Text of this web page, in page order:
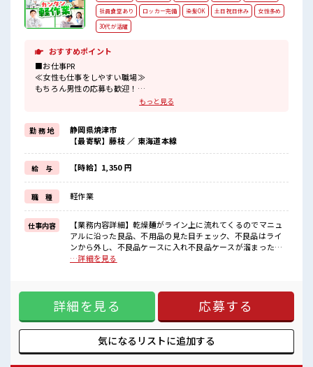
社員食堂あり
ロッカー完備 染髪OK 土日祝日休み
女性多め
30代が活躍
おすすめポイント
■お仕事PR
≪女性も仕事をしやすい職場≫
もちろん男性の応募も歓迎！
残業はほとんどナシ！
≪週休2日制≫
週末は家族や友人と一緒にプライベート満喫！
≪髪色自由で自分らしく働く≫
明るすぎたり奇抜でなければ基本的に自由！
(規定有)≪動きやすい制服アリ≫
制服があるので、
毎日の服装の悩み解消♪
≪自分に向いている仕事が探せる≫
困った事などがあれば、
担当がしっかりサポートします！
■職場の雰囲気
明るすぎたり奇抜過ぎなければヘアカラーOK！
休憩室で楽しくおしゃべり！
ストレス解消☆
もっと見る
勤 務 地
静岡県焼津市
【最寄駅】藤枝 ／ 東海道本線
給 与 【時給】1,350 円
職 種 軽作業
仕事内容
【業務内容詳細】乾燥麺がライン上に流れてくるのでマニュ
アルに沿った良品、不用品の見た目チェック、不良品はライ
ンから外し、不良品ケースに入れ不良品ケースが溜まったら
破棄すため所定の場所へ運搬。良品乾燥麺を商品にするた
おかしければ向きを直す。その他、各ラインで作業がしやす
よう資材やケースの段取り作業を行う。冷凍スパゲティも同
様に冷凍前の製品に対し具材をライン上で手作業で入れてい
く。【取扱製品情報】即席麺・冷凍スパゲティ ■お仕事PR ≪
女性も仕事をしやすい職場≫ もちろん男性の応募も歓迎！ ≪
プライベートが充実する≫ 場合によってはお願いすることも
…詳細を見る
詳細を見る 応募する
気になるリストに追加する